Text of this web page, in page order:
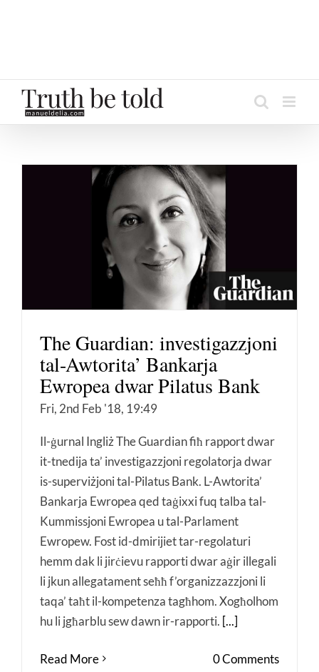
The Guardian: investigazzjoni
tal-Awtorita’ Bankarja
Ewropea dwar Pilatus Bank
Fri, 2nd Feb '18, 19:49
Il-ġurnal Ingliż The Guardian fiħ rapport dwar
it-tnedija ta’ investigazzjoni regolatorja dwar
is-superviżjoni tal-Pilatus Bank. L-Awtorita’
Bankarja Ewropea qed taġixxi fuq talba tal-
Kummissjoni Ewropea u tal-Parlament
Ewropew. Fost id-dmirijiet tar-regolaturi
hemm dak li jirċievu rapporti dwar aġir illegali
li jkun allegatament seħħ f’organizzazzjoni li
taqa’ taħt il-kompetenza tagħhom. Xogħolhom
hu li jgħarblu sew dawn ir-rapporti. [...]
Read More 0 Comments